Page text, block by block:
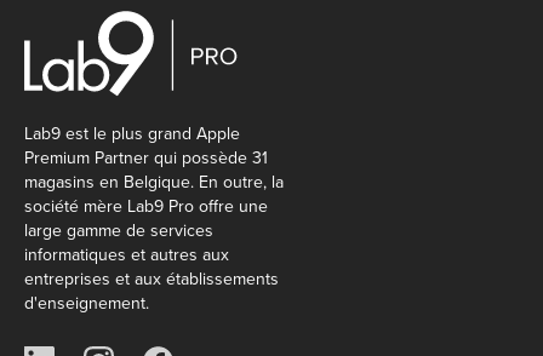
Lab9 est le plus grand Apple
Premium Partner qui possède 31
magasins en Belgique. En outre, la
société mère Lab9 Pro offre une
large gamme de services
informatiques et autres aux
entreprises et aux établissements
d'enseignement.